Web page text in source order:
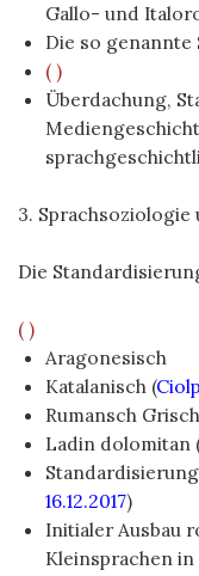
Gallo- und
Die so genannte
( )
Überdachung,
3. Sprachsoziologie
Die
( )
Aragonesisch
Katalanisch (
Rumansch
Ladin dolomitan
16.12.2017)
Initialer Ausbau
Kleinsprachen